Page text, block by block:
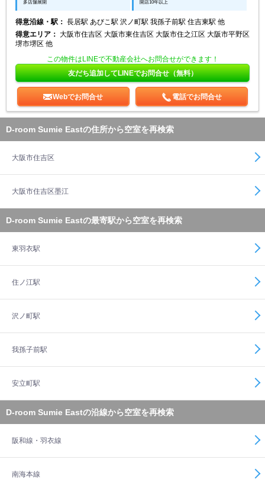
多店舗展開 開店10年以上
得意沿線・駅： 長居駅 あびこ駅 沢ノ町駅 我孫子前駅 住吉東駅 他
得意エリア： 大阪市住吉区 大阪市東住吉区 大阪市住之江区 大阪市平野区
堺市堺区 他
この物件はLINEで不動産会社へお問合せができます！
友だち追加してLINEでお問合せ（無料）
Webでお問合せ 電話でお問合せ
D-room Sumie Eastの住所から空室を再検索
大阪市住吉区
大阪市住吉区墨江
D-room Sumie Eastの最寄駅から空室を再検索
東羽衣駅
住ノ江駅
沢ノ町駅
我孫子前駅
安立町駅
D-room Sumie Eastの沿線から空室を再検索
阪和線・羽衣線
南海本線